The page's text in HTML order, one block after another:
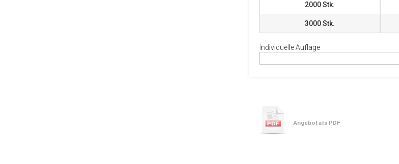
2000Stk.
3000Stk.
Individuelle Auflage
Angebot als PDF